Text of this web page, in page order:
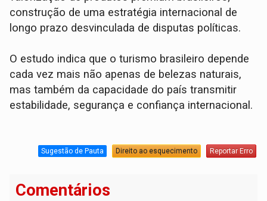
construção de uma estratégia internacional de
longo prazo desvinculada de disputas políticas.
O estudo indica que o turismo brasileiro depende
cada vez mais não apenas de belezas naturais,
mas também da capacidade do país transmitir
estabilidade, segurança e confiança internacional.
Sugestão de Pauta Direito ao esquecimento Reportar Erro
Comentários